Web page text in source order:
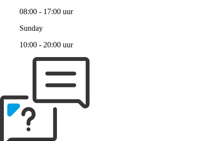
08:00 - 17:00 uur
Sunday
10:00 - 20:00 uur